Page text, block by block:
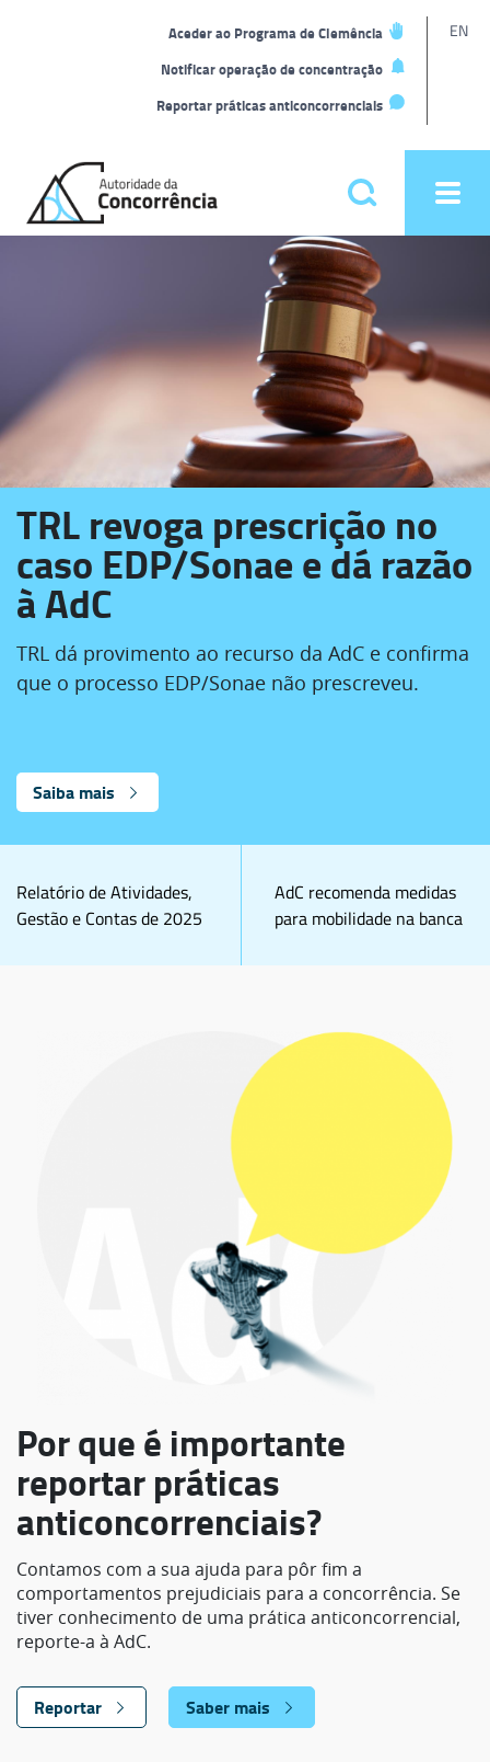
Aceder ao Programa de Clemência
Notificar operação de concentração
Reportar práticas anticoncorrenciais
EN
home
Menu
principal
Pesquisar
TRL revoga prescrição no
caso EDP/Sonae e dá razão
à AdC
TRL dá provimento ao recurso da AdC e confirma
que o processo EDP/Sonae não prescreveu.
Saiba mais
AdC recomenda medidas
para mobilidade na banca
Relatório de Atividades,
Gestão e Contas de 2025
Por que é importante
reportar práticas
anticoncorrenciais?
Contamos com a sua ajuda para pôr fim a
comportamentos prejudiciais para a concorrência. Se
tiver conhecimento de uma prática anticoncorrencial,
reporte-a à AdC.
Reportar Saber mais